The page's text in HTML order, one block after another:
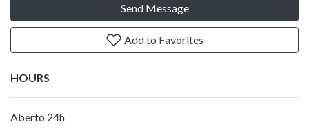
Send Message
Add to Favorites
HOURS
Aberto 24h